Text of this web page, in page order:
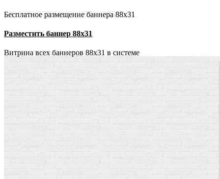
Бесплатное размещение баннера 88х31
Разместить баннер 88х31
Витрина всех баннеров 88x31 в системе